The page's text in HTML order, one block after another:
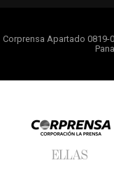
Corprensa Apartado 0819-